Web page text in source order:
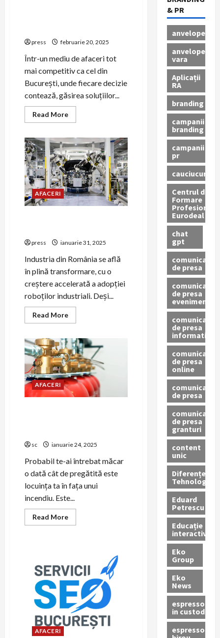
press februarie 20, 2025
Într-un mediu de afaceri tot
mai competitiv ca cel din
București, unde fiecare decizie
contează, găsirea soluțiilor...
Read MoreRead
more
ce
închirierea
copiatoarelor
este
o
soluție
rentabilă
pentru
biroul
tău
AFACERI
press ianuarie 31, 2025
Industria din România se află
în plină transformare, cu o
creștere accelerată a adopției
roboților industriali. Deși...
Read MoreRead
more
(În
sfârșit)
anul
roboților
AFACERI
sc ianuarie 24, 2025
Probabil te-ai întrebat măcar
o dată cât de pregătită este
locuința ta în fața unui
incendiu. Este...
Read MoreRead
more
eficiente
sisteme
de
stingere
incendiu
pentru
spațiile
rezidențiale
AFACERI
& PR
anvelope
anvelope
vara
Aplicații
RA
branding
campanii
branding
campanii
pr
cauciucuri
Centrul de
Formare
Profesionala
Eurodeal
chat
gpt
comunicat
de presa
comunicat
de presa
eveniment
comunicat
de presa
informativ
comunicat
de presa
online
comunicate
de presa
comunicate
de presa
granturi
content
unic
Diferențe
Tehnologice
Eduard
Petrescu
Educație
interactivă
Eko
Group
Eko
News
espressoare
in custodie
espressor